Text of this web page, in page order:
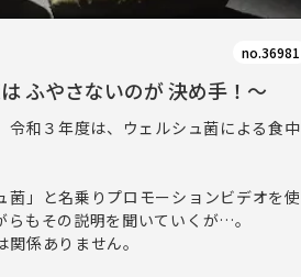
no.36981
ふやさないのが 決め手！～
和３年度は、ウェルシュ菌による食中
」と名乗りプロモーションビデオを使
もその説明を聞いていくが…。
係ありません。